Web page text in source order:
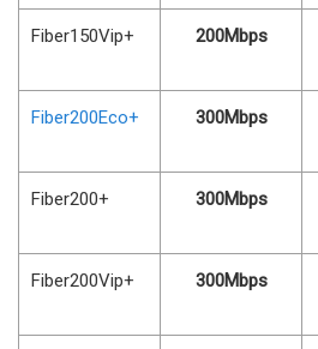
Fiber150Vip+ 200Mbps
Fiber200Eco+ 300Mbps
Fiber200+ 300Mbps
Fiber200Vip+ 300Mbps